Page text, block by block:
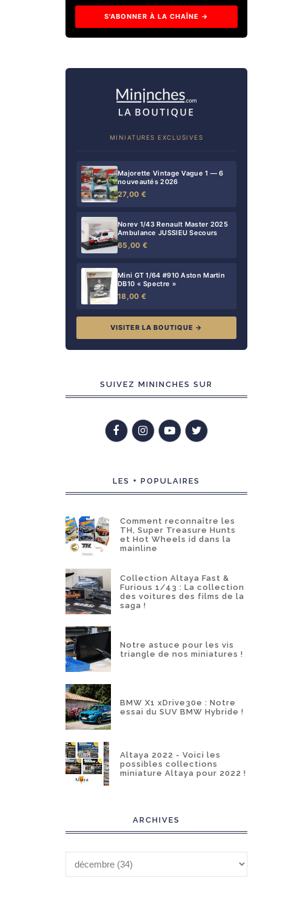
S'ABONNER À LA CHAÎNE →
MINIATURES EXCLUSIVES
Majorette Vintage Vague 1 — 6
nouveautés 2026
27,00 €
Norev 1/43 Renault Master 2025
Ambulance JUSSIEU Secours
65,00 €
Mini GT 1/64 #910 Aston Martin
DB10 « Spectre »
18,00 €
VISITER LA BOUTIQUE →
SUIVEZ MININCHES SUR
LES + POPULAIRES
Comment reconnaître les
TH, Super Treasure Hunts
et Hot Wheels id dans la
mainline
Collection Altaya Fast &
Furious 1/43 : La collection
des voitures des films de la
saga !
Notre astuce pour les vis
triangle de nos miniatures !
BMW X1 xDrive30e : Notre
essai du SUV BMW Hybride !
Altaya 2022 - Voici les
possibles collections
miniature Altaya pour 2022 !
ARCHIVES